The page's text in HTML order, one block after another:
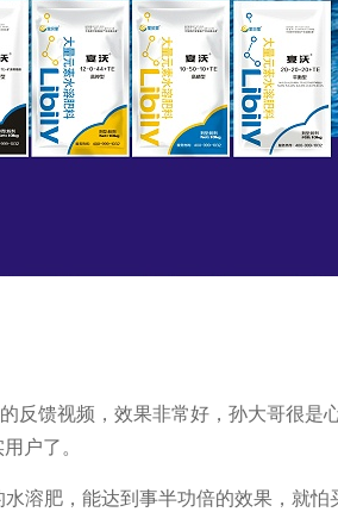
反馈视频，效果非常好，孙大哥很是
户了。
水溶肥 ，能达到事半功倍的效果，就